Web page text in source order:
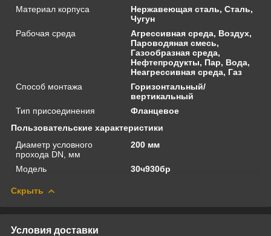
Материал корпуса
Нержавеющая сталь, Сталь,
Чугун
Рабочая среда
Агрессивная среда, Воздух,
Пароводяная смесь,
Газообразная среда,
Нефтепродукты, Пар, Вода,
Неагрессивная среда, Газ
Способ монтажа
Горизонтальный/
вертикальный
Тип присоединения
Фланцевое
Пользовательские характеристики
Диаметр условного
прохода DN, мм
200 мм
Модель 30ч930бр
Скрыть
Условия доставки